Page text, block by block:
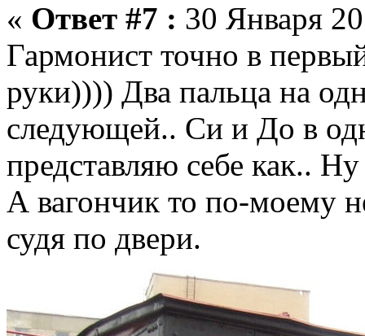
« Ответ #7 : 30 Января
Гармонист точно в
руки)))) Два пальца на
следующей.. Си и До в
представляю себе как..
А вагончик то по-моему
судя по двери.